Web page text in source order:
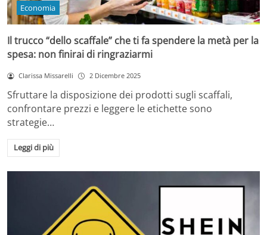
Economia
Il trucco “dello scaffale” che ti fa spendere la metà per la
spesa: non finirai di ringraziarmi
Clarissa Missarelli 2 Dicembre 2025
Sfruttare la disposizione dei prodotti sugli scaffali,
confrontare prezzi e leggere le etichette sono
strategie…
Leggi di più